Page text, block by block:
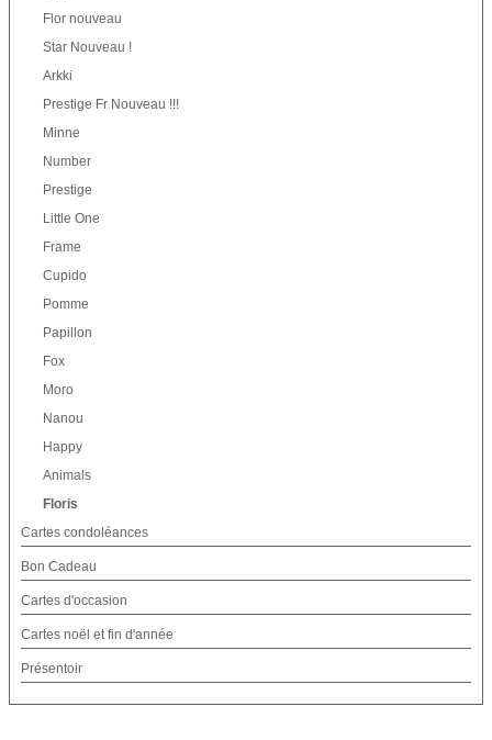
Flor nouveau
Star Nouveau !
Arkki
Prestige Fr Nouveau !!!
Minne
Number
Prestige
Little One
Frame
Cupido
Pomme
Papillon
Fox
Moro
Nanou
Happy
Animals
Floris
Cartes condoléances
Bon Cadeau
Cartes d'occasion
Cartes noël et fin d'année
Présentoir